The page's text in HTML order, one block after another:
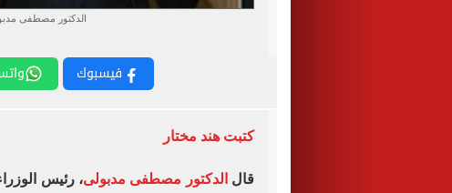
الدكتور مصطفى
فيسبوك
كتبت هند مختار
قال الدكتور مصطفى مدبولى، رئيس